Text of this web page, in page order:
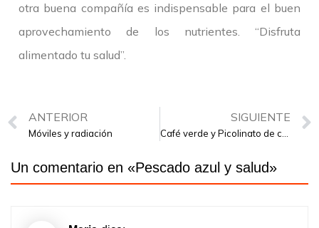
otra buena compañía es indispensable para el buen
aprovechamiento de los nutrientes. “Disfruta
alimentado tu salud”.
ANTERIOR
Móviles y radiación
SIGUIENTE
Un comentario en «Pescado azul y salud»